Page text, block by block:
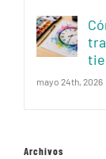
mayo 24th, 2026
Archivos